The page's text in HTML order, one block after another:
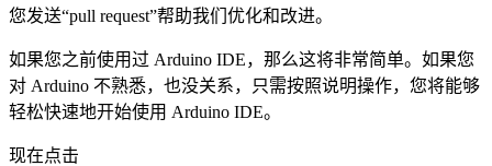
您发送“pull request”帮助我们优化和改进。
如果您之前使用过 Arduino IDE，那么这将非常简单。如果您
对 Arduino 不熟悉，也没关系，只需按照说明操作，您将能够
轻松快速地开始使用 Arduino IDE。
现在点击